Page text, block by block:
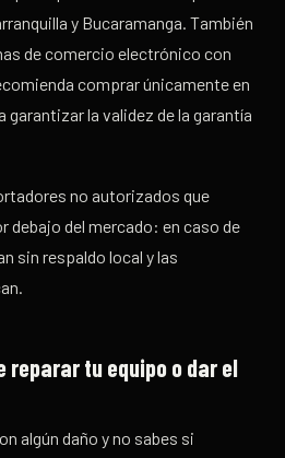
y Bucaramanga. También
de comercio electrónico con
comprar únicamente en
la validez de la garantía
no autorizados que
debajo del mercado: en caso de
sin respaldo local y las
reparar tu equipo o dar el
algún daño y no sabes si